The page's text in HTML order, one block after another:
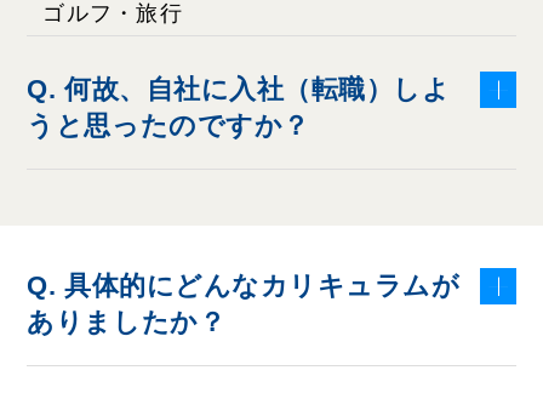
ゴルフ・旅行
Q. 何故、自社に入社（転職）しよ
うと思ったのですか？
Q. 具体的にどんなカリキュラムが
ありましたか？